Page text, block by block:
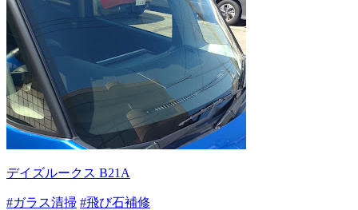
デイズルークス B21A
#ガラス清掃 #飛び石補修